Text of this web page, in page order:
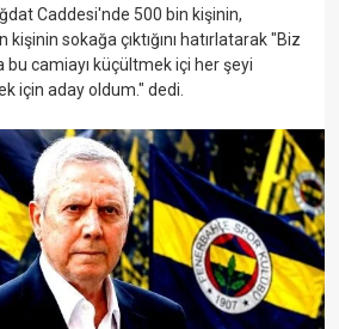
Caddesi'nde 500 bin kişinin,
sokağa çıktığını hatırlatarak "Biz
bu camiayı küçültmek içi her şeyi
için aday oldum." dedi.